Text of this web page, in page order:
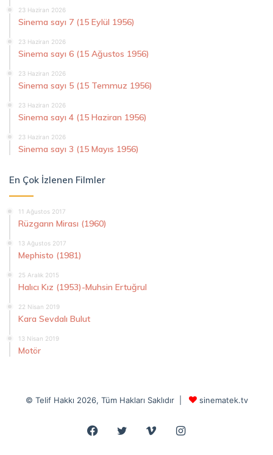
23 Haziran 2026
Sinema sayı 7 (15 Eylül 1956)
23 Haziran 2026
Sinema sayı 6 (15 Ağustos 1956)
23 Haziran 2026
Sinema sayı 5 (15 Temmuz 1956)
23 Haziran 2026
Sinema sayı 4 (15 Haziran 1956)
23 Haziran 2026
Sinema sayı 3 (15 Mayıs 1956)
En Çok İzlenen Filmler
11 Ağustos 2017
Rüzgarın Mirası (1960)
13 Ağustos 2017
Mephisto (1981)
25 Aralık 2015
Halıcı Kız (1953)-Muhsin Ertuğrul
22 Nisan 2019
Kara Sevdalı Bulut
13 Nisan 2019
Motör
© Telif Hakkı 2026, Tüm Hakları Saklıdır | sinematek.tv
Facebook
Twitter VimeoInstagram